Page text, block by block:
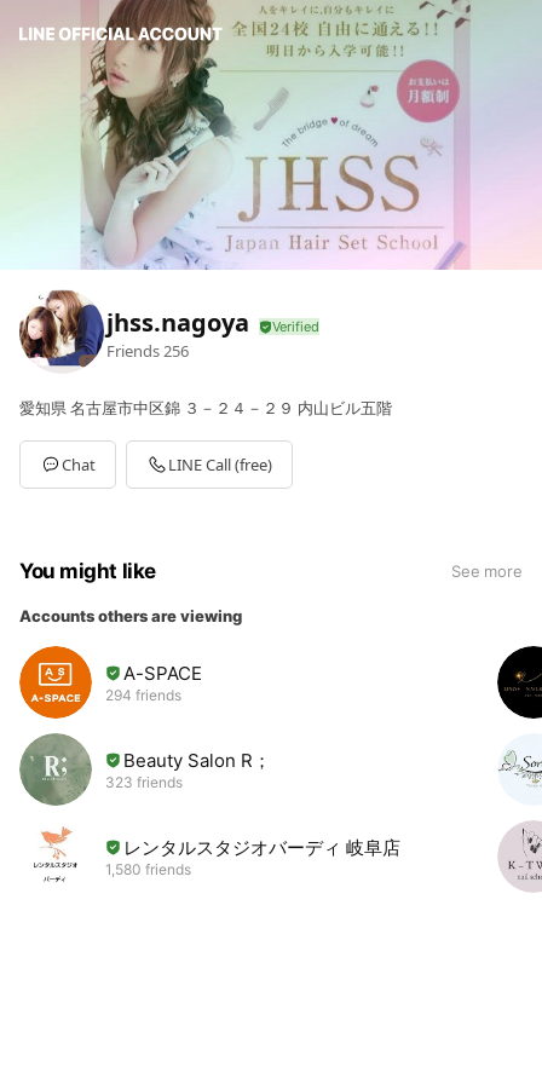
jhss.nagoya
Friends256
愛知県 名古屋市中区錦 ３－２４－２９ 内山ビル五階
Chat LINE Call (free)
You might like See more
Accounts others are viewing
A-SPACE
294 friends
Beauty Salon R；
323 friends
レンタルスタジオバーディ 岐阜店
1,580 friends